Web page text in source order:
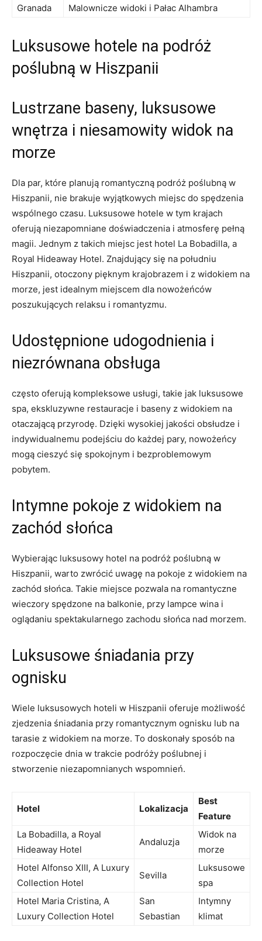
Granada Malownicze widoki i Pałac Alhambra
Luksusowe hotele na podróż
poślubną w Hiszpanii
Lustrzane baseny, ⁢luksusowe⁢
wnętrza i niesamowity widok na‌
morze
Dla par, które planują romantyczną podróż poślubną⁢ w‌
Hiszpanii, nie brakuje‍ wyjątkowych miejsc do spędzenia
wspólnego czasu. Luksusowe hotele w ⁣tym krajach
oferują niezapomniane doświadczenia i atmosferę pełną
magii. Jednym z takich miejsc jest ‌hotel La​ Bobadilla, a
Royal⁢ Hideaway Hotel. Znajdujący się na‍ południu
Hiszpanii, otoczony pięknym krajobrazem i z widokiem na
morze, jest idealnym miejscem dla‍ nowożeńców
poszukujących ⁢relaksu i⁤ romantyzmu.
Udostępnione udogodnienia i
niezrównana obsługa
​często oferują⁤ kompleksowe usługi, ​takie jak luksusowe
spa, ⁢ekskluzywne restauracje​ i baseny z widokiem na
otaczającą przyrodę. ⁣Dzięki wysokiej jakości obsłudze i
indywidualnemu podejściu do‌ każdej ⁤pary, ⁢nowożeńcy
‍mogą cieszyć ​się‍ spokojnym i bezproblemowym
pobytem.
Intymne‌ pokoje z widokiem na
zachód ⁢słońca
Wybierając‍ luksusowy hotel na⁤ podróż poślubną ⁢w
Hiszpanii,‌ warto zwrócić uwagę na pokoje z ‍widokiem‍ na ​
zachód słońca.⁢ Takie miejsce pozwala na⁤ romantyczne
wieczory spędzone na balkonie, przy lampce wina i
oglądaniu spektakularnego zachodu‌ słońca nad morzem.
Luksusowe śniadania ‍przy
ognisku
Wiele luksusowych‌ hoteli w Hiszpanii⁣ oferuje możliwość‍
zjedzenia śniadania przy romantycznym ognisku lub⁢ na​
tarasie z widokiem‌ na morze.⁢ To doskonały ‍sposób na
rozpoczęcie⁣ dnia w trakcie podróży ⁤poślubnej i
stworzenie niezapomnianych wspomnień.
Hotel Lokalizacja
Best
Feature
La⁢ Bobadilla, a Royal
Hideaway⁤ Hotel
Andaluzja
Widok na
morze
Hotel Alfonso XIII, A Luxury
Collection Hotel
Sevilla
Luksusowe
spa
Hotel Maria Cristina, A
Luxury Collection Hotel
San
Sebastian
Intymny
klimat